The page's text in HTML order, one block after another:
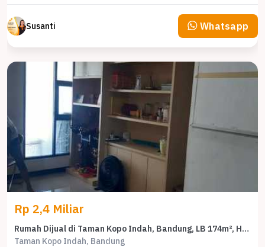
Susanti Whatsapp
Rp 2,4 Miliar
Rumah Dijual di Taman Kopo Indah, Bandung, LB 174m², Harga Kompetitif!
Taman Kopo Indah, Bandung